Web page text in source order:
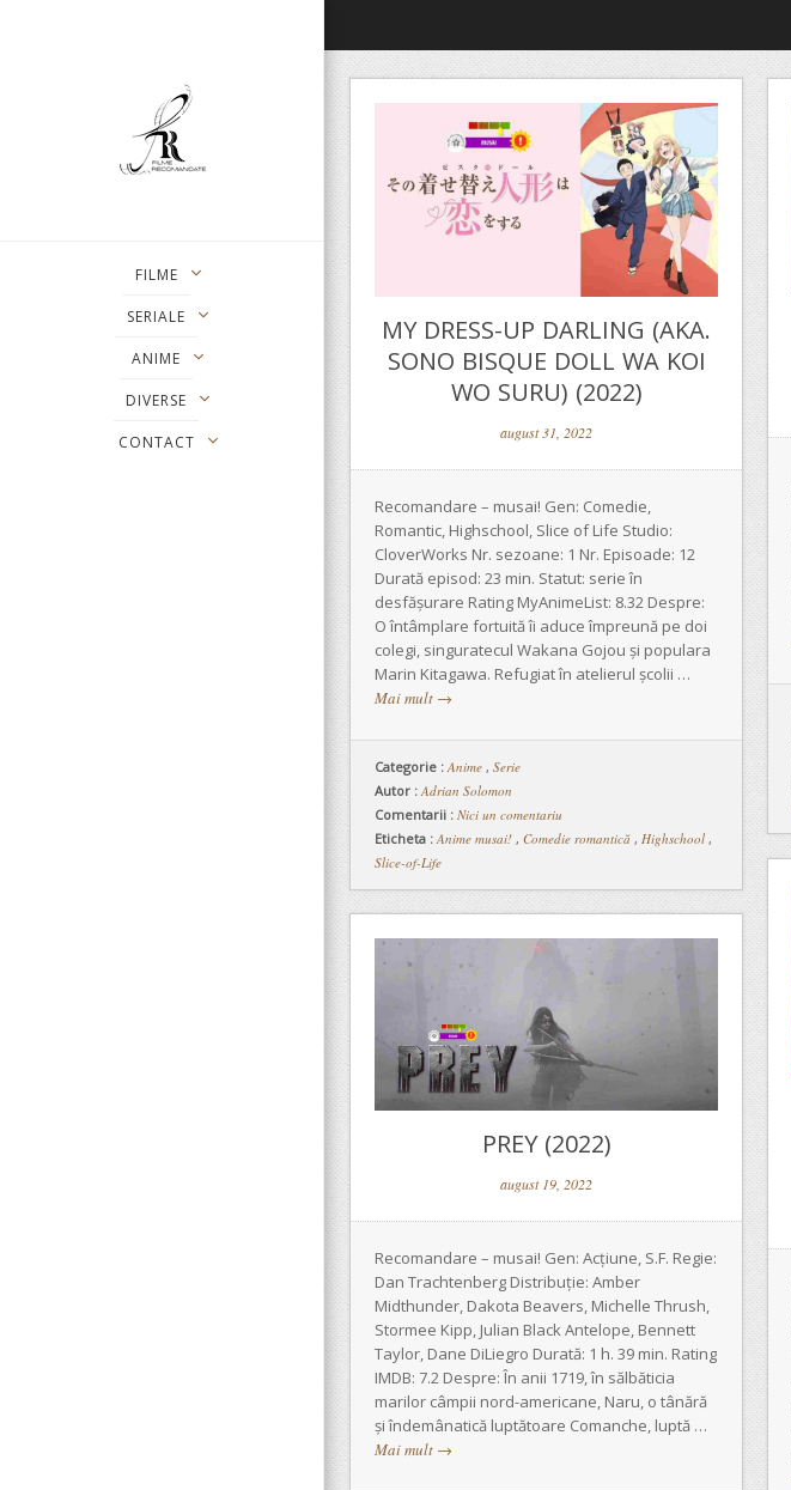
FILME
SERIALE
ANIME
DIVERSE
CONTACT
MY DRESS-UP DARLING (AKA.
SONO BISQUE DOLL WA KOI
WO SURU) (2022)
august 31, 2022
Recomandare – musai! Gen: Comedie,
Romantic, Highschool, Slice of Life Studio:
CloverWorks Nr. sezoane: 1 Nr. Episoade: 12
Durată episod: 23 min. Statut: serie în
desfășurare Rating MyAnimeList: 8.32 Despre:
O întâmplare fortuită îi aduce împreună pe doi
colegi, singuratecul Wakana Gojou și populara
Marin Kitagawa. Refugiat în atelierul școlii …
Mai mult →
Categorie : Anime , Serie
Autor : Adrian Solomon
Comentarii : Nici un comentariu
Eticheta : Anime musai! , Comedie romantică , Highschool ,
Slice-of-Life
PREY (2022)
august 19, 2022
Recomandare – musai! Gen: Acțiune, S.F. Regie:
Dan Trachtenberg Distribuție: Amber
Midthunder, Dakota Beavers, Michelle Thrush,
Stormee Kipp, Julian Black Antelope, Bennett
Taylor, Dane DiLiegro Durată: 1 h. 39 min. Rating
IMDB: 7.2 Despre: În anii 1719, în sălbăticia
marilor câmpii nord-americane, Naru, o tânără
și îndemânatică luptătoare Comanche, luptă …
Mai mult →